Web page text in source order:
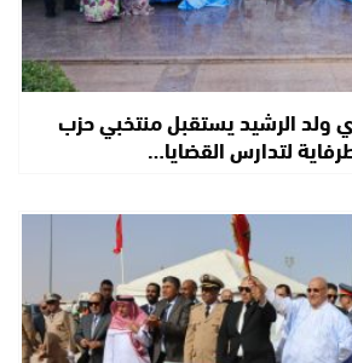
ولد الرشيد يستقبل منتخبي حزب
لتدارس القضايا…